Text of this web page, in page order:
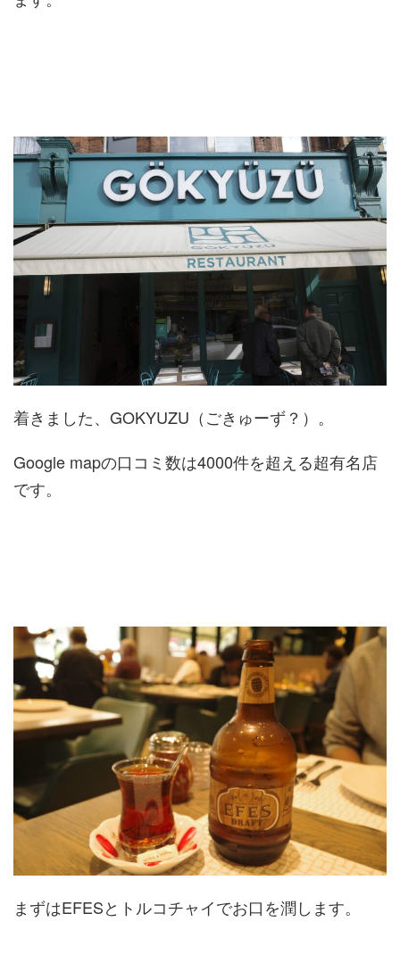
着きました、GOKYUZU（ごきゅーず？）。
Google mapの口コミ数は4000件を超える超有名店
です。
まずはEFESとトルコチャイでお口を潤します。